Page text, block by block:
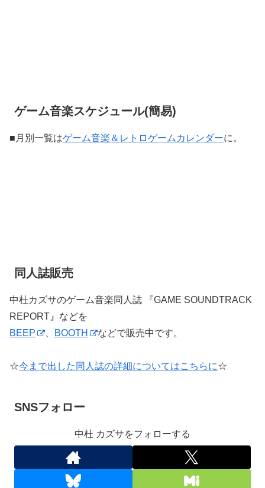
ゲーム音楽スケジュール(簡易)
■月別一覧はゲーム音楽＆レトロゲームカレンダーに。
同人誌販売
中杜カズサのゲーム音楽同人誌 『GAME SOUNDTRACK
REPORT』などを
BEEP
BOOTH などで販売中です。
☆今まで出した同人誌の詳細についてはこちらに☆
SNSフォロー
中杜 カズサをフォローする